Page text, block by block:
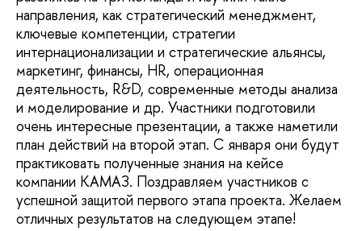
направления, как стратегический менеджмент,
ключевые компетенции, стратегии
интернационализации и стратегические альянсы,
маркетинг, финансы, HR, операционная
деятельность, R&D, современные методы анализа
и моделирование и др. Участники подготовили
очень интересные презентации, а также наметили
план действий на второй этап. С января они будут
практиковать полученные знания на кейсе
компании КАМАЗ. Поздравляем участников с
успешной защитой первого этапа проекта. Желаем
отличных результатов на следующем этапе!